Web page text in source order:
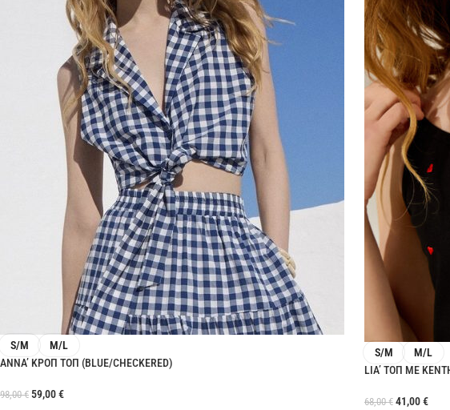
S/M
M/L
ANNA’ ΚΡΟΠ ΤΟΠ (BLUE/CHECKERED)
98,00€ 59,00€
S/M
M/L
LIA’ ΤΟΠ ΜΕ
68,00€ 41,00€